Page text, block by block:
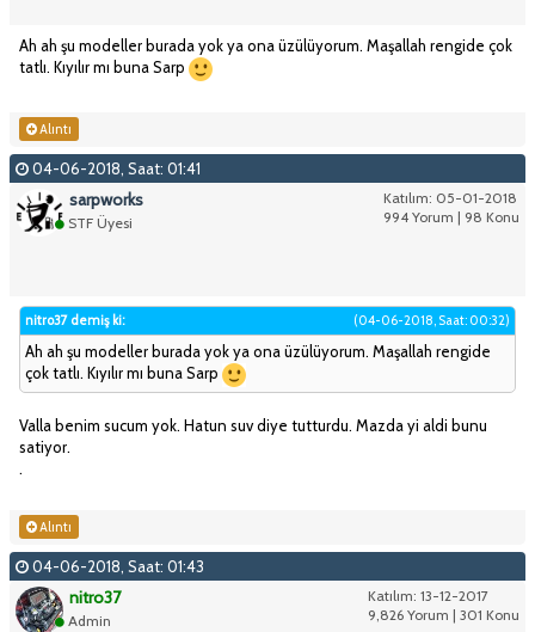
Ah ah şu modeller burada yok ya ona üzülüyorum. Maşallah rengide çok
tatlı. Kıyılır mı buna Sarp
Alıntı
04-06-2018, Saat: 01:41
Katılım: 05-01-2018
994 Yorum | 98 Konu
sarpworks
STF Üyesi
(04-06-2018, Saat: 00:32)
nitro37 demiş ki:
Ah ah şu modeller burada yok ya ona üzülüyorum. Maşallah rengide
çok tatlı. Kıyılır mı buna Sarp
Valla benim sucum yok. Hatun suv diye tutturdu. Mazda yi aldi bunu
satiyor.
.
Alıntı
04-06-2018, Saat: 01:43
Katılım: 13-12-2017
9,826 Yorum | 301 Konu
nitro37
Admin